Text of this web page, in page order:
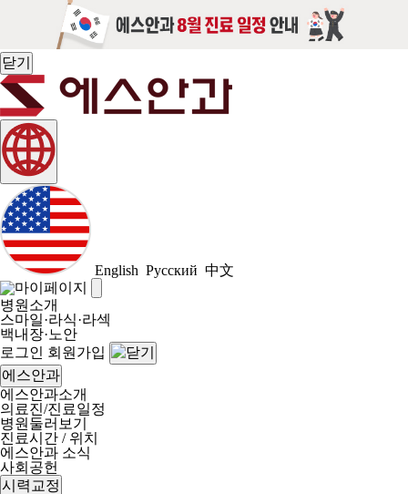
닫기
English Русский 中文
병원소개
스마일·라식·라섹
백내장·노안
로그인 회원가입
에스안과
에스안과소개
의료진/진료일정
병원둘러보기
진료시간 / 위치
에스안과 소식
사회공헌
시력교정